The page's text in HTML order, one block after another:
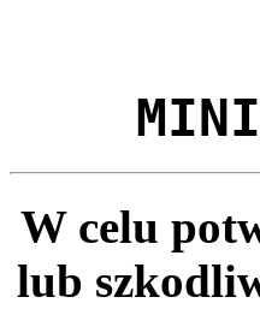
W celu
lub